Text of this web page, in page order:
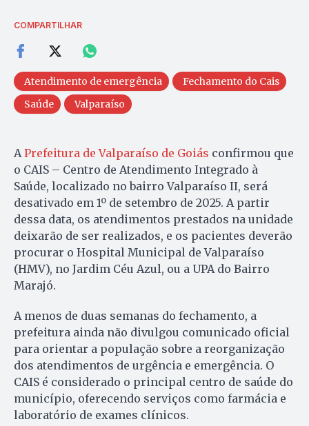
COMPARTILHAR
Atendimento de emergência
Fechamento do Cais
Saúde
Valparaíso
A Prefeitura de Valparaíso de Goiás confirmou que
o CAIS – Centro de Atendimento Integrado à
Saúde, localizado no bairro Valparaíso II, será
desativado em 1º de setembro de 2025. A partir
dessa data, os atendimentos prestados na unidade
deixarão de ser realizados, e os pacientes deverão
procurar o Hospital Municipal de Valparaíso
(HMV), no Jardim Céu Azul, ou a UPA do Bairro
Marajó.
A menos de duas semanas do fechamento, a
prefeitura ainda não divulgou comunicado oficial
para orientar a população sobre a reorganização
dos atendimentos de urgência e emergência. O
CAIS é considerado o principal centro de saúde do
município, oferecendo serviços como farmácia e
laboratório de exames clínicos.